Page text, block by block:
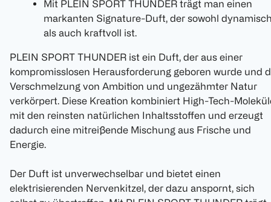
Mit PLEIN SPORT THUNDER trägt man einen
markanten Signature-Duft, der sowohl
als auch kraftvoll ist.
PLEIN SPORT THUNDER ist ein Duft, der aus einer
kompromisslosen Herausforderung geboren wurde und
Verschmelzung von Ambition und ungezähmter Natur
verkörpert. Diese Kreation kombiniert High-Tech-
mit den reinsten natürlichen Inhaltsstoffen und erzeugt
dadurch eine mitreißende Mischung aus Frische und
Energie.
Der Duft ist unverwechselbar und bietet einen
elektrisierenden Nervenkitzel, der dazu anspornt, sich